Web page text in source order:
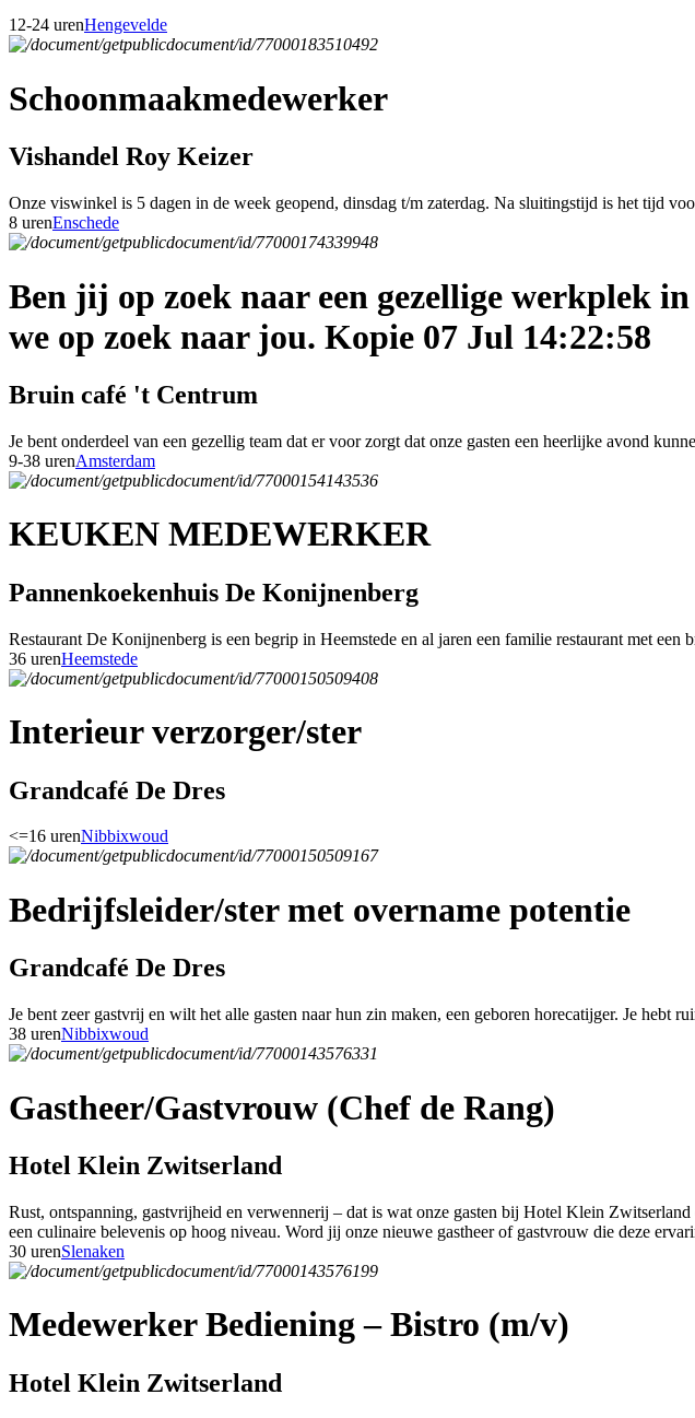
12-24 urenHengevelde
Schoonmaakmedewerker
Vishandel Roy Keizer
Onze viswinkel is 5 dagen in de week geopend, dinsdag t/m zaterdag. Na sluitingstijd is het tijd
8 urenEnschede
Ben jij op zoek naar een gezellige werkplek
we op zoek naar jou. Kopie 07 Jul 14:22:58
Bruin café 't Centrum
Je bent onderdeel van een gezellig team dat er voor zorgt dat onze gasten een heerlijke avond
9-38 urenAmsterdam
KEUKEN MEDEWERKER
Pannenkoekenhuis De Konijnenberg
Restaurant De Konijnenberg is een begrip in Heemstede en al jaren een familie restaurant met
36 urenHeemstede
Interieur verzorger/ster
Grandcafé De Dres
<=16 urenNibbixwoud
Bedrijfsleider/ster met overname potentie
Grandcafé De Dres
Je bent zeer gastvrij en wilt het alle gasten naar hun zin maken, een geboren horecatijger. Je
38 urenNibbixwoud
Gastheer/Gastvrouw (Chef de Rang)
Hotel Klein Zwitserland
Rust, ontspanning, gastvrijheid en verwennerij – dat is wat onze gasten bij Hotel Klein
een culinaire belevenis op hoog niveau. Word jij onze nieuwe gastheer of gastvrouw die deze
30 urenSlenaken
Medewerker Bediening – Bistro (m/v)
Hotel Klein Zwitserland